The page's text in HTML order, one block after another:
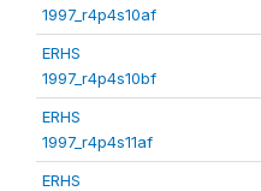
1997_r4p4s10af
ERHS
1997_r4p4s10bf
ERHS
1997_r4p4s11af
ERHS